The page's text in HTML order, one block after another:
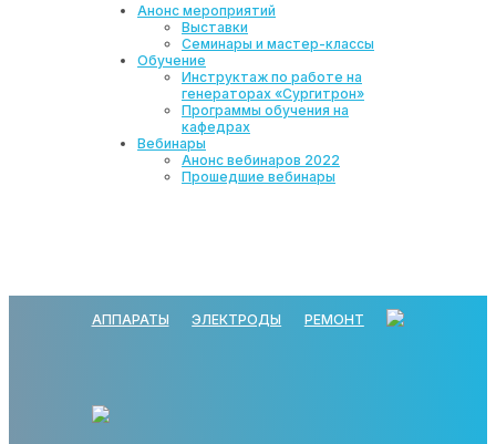
Анонс мероприятий
Выставки
Семинары и мастер-классы
Обучение
Инструктаж по работе на
генераторах «Сургитрон»
Программы обучения на
кафедрах
Вебинары
Анонс вебинаров 2022
Прошедшие вебинары
АППАРАТЫ ЭЛЕКТРОДЫ РЕМОНТ